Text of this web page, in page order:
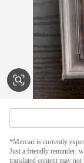
*Mercari is currently
Just a friendly reminder:
translated content may not